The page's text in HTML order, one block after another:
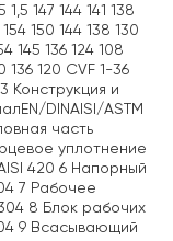
1,5 147 144 141 138
150 144 138 130
145 136 124 108
136 120 CVF 1-36
Конструкция и
DINAISI/ASTM
часть
уплотнение
420 6 Напорный
7 Рабочее
8 Блок рабочих
9 Всасывающий